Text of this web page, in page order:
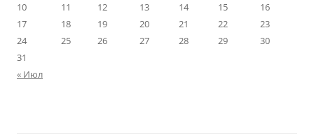
10
11 12 13 14 15
16
17
18 19 20 21 22
23
24
25 26 27 28 29
30
31
« Июл